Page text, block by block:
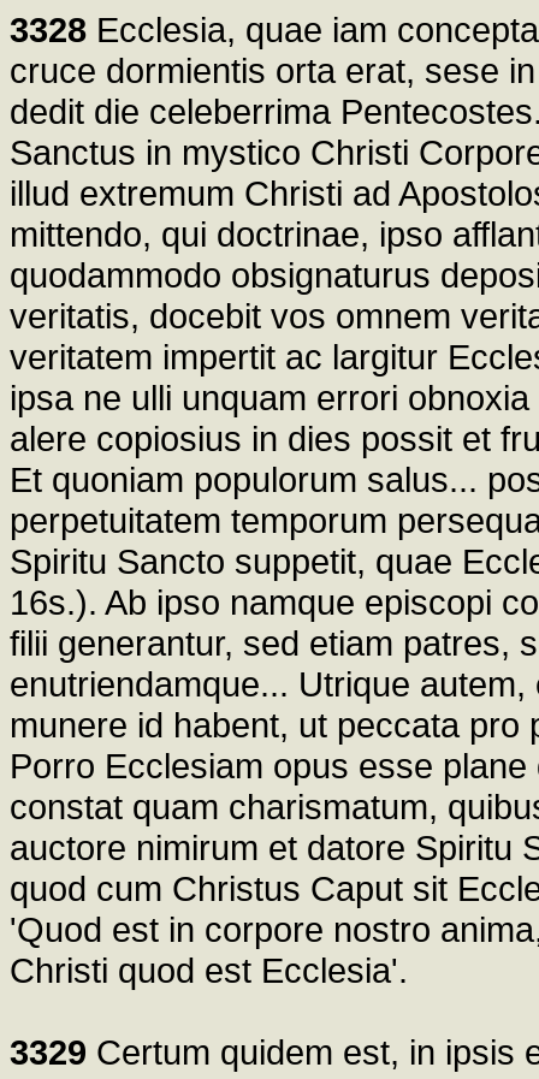
3328 Ecclesia, quae iam
cruce dormientis orta erat, sese
dedit die celeberrima
Sanctus in mystico Christi
illud extremum Christi ad
mittendo, qui doctrinae, ipso
quodammodo obsignaturus
veritatis, docebit vos omnem
veritatem impertit ac largitur
ipsa ne ulli unquam errori
alere copiosius in dies possit et
Et quoniam populorum salus...
perpetuitatem temporum
Spiritu Sancto suppetit, quae
16s.). Ab ipso namque episcopi
filii generantur, sed etiam patres,
enutriendamque... Utrique
munere id habent, ut peccata
Porro Ecclesiam opus esse
constat quam charismatum,
auctore nimirum et datore Spiritu
quod cum Christus Caput sit
'Quod est in corpore nostro
Christi quod est Ecclesia'.
3329 Certum quidem est, in ipsis